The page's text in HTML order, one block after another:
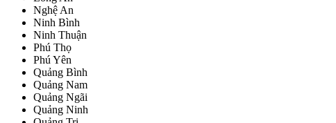
Nghệ An
Ninh Bình
Ninh Thuận
Phú Thọ
Phú Yên
Quảng Bình
Quảng Nam
Quảng Ngãi
Quảng Ninh